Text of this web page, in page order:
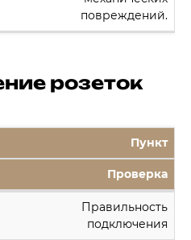
повреждений.
розеток
Пункт
Проверка
Правильность
подключения